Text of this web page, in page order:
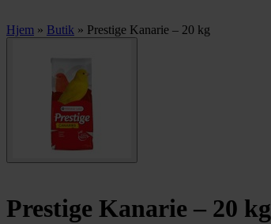
Hjem » Butik » Prestige Kanarie – 20 kg
Prestige Kanarie – 20 kg